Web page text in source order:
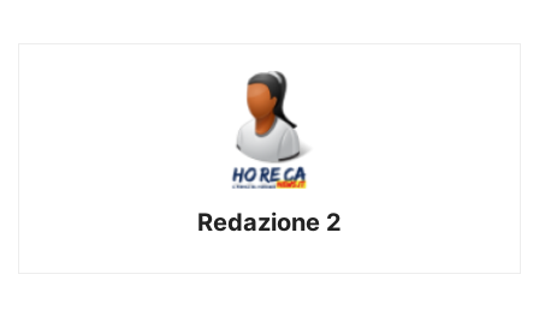
Redazione 2